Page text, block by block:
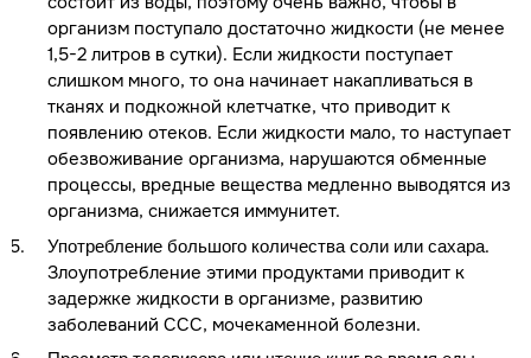
организм поступало достаточно жидкости (не менее
1,5-2 литров в сутки). Если жидкости поступает
слишком много, то она начинает накапливаться в
тканях и подкожной клетчатке, что приводит к
появлению отеков. Если жидкости мало, то наступает
обезвоживание организма, нарушаются обменные
процессы, вредные вещества медленно выводятся из
организма, снижается иммунитет.
Употребление большого количества соли или сахара.
Злоупотребление этими продуктами приводит к
задержке жидкости в организме, развитию
заболеваний ССС, мочекаменной болезни.